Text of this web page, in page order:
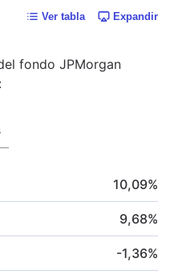
Ver tabla Expandir
fondo JPMorgan
10,09%
9,68%
-1,36%